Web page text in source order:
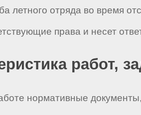
летного отряда во время
права и несет
работ,
нормативные